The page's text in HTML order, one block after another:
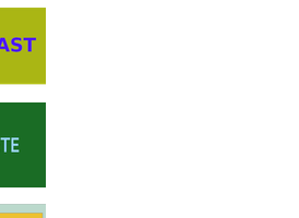
Podcast
PagoinRete